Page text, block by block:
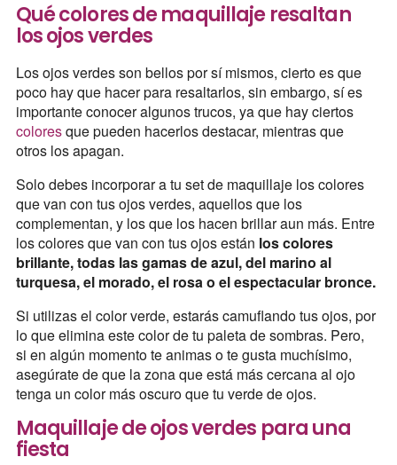
Qué colores de maquillaje resaltan
los ojos verdes
Los ojos verdes son bellos por sí mismos, cierto es que
poco hay que hacer para resaltarlos, sin embargo, sí es
importante conocer algunos trucos, ya que hay ciertos
coloresque pueden hacerlos destacar, mientras que
otros los apagan.
Solo debes incorporar a tu set de maquillaje los colores
que van con tus ojos verdes, aquellos que los
complementan, y los que los hacen brillar aun más. Entre
los colores que van con tus ojos están los colores
brillante, todas las gamas de azul, del marino al
turquesa, el morado, el rosa o el espectacular bronce.
Si utilizas el color verde, estarás camuflando tus ojos, por
lo que elimina este color de tu paleta de sombras. Pero,
si en algún momento te animas o te gusta muchísimo,
asegúrate de que la zona que está más cercana al ojo
tenga un color más oscuro que tu verde de ojos.
Maquillaje de ojos verdes para una
fiesta